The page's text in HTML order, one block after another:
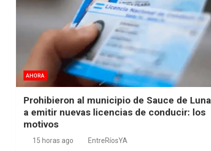
AHORA
Prohibieron al municipio de Sauce de Luna
a emitir nuevas licencias de conducir: los
motivos
15 horas ago EntreRíosYA